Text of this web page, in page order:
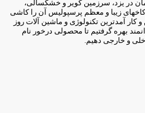
در یزد، سرزمین کویر و خشکسالی،
زیبا و معظم پرسپولیس آن را کاشی
آمدترین تکنولوژی و ماشین آلات روز
بهره گرفتیم تا محصولی درخور نام
و خارجی دهیم.